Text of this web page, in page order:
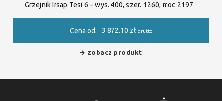
Grzejnik Irsap Tesi 6 – wys. 400, szer. 1260, moc 2197
Cena od: 3 872.10 zł brutto
zobacz produkt